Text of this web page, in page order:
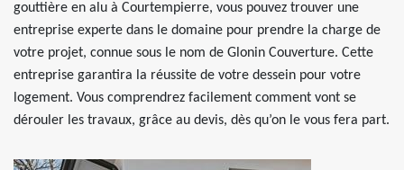
gouttière en alu à Courtempierre, vous pouvez trouver une
entreprise experte dans le domaine pour prendre la charge de
votre projet, connue sous le nom de Glonin Couverture. Cette
entreprise garantira la réussite de votre dessein pour votre
logement. Vous comprendrez facilement comment vont se
dérouler les travaux, grâce au devis, dès qu’on le vous fera part.